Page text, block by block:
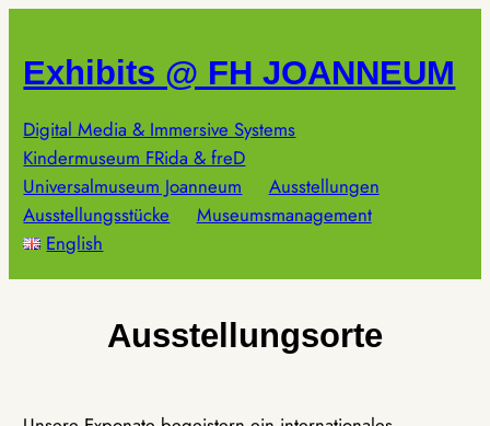
springen
Exhibits @ FH JOANNEUM
Digital Media & Immersive Systems
Kindermuseum FRida & freD
Universalmuseum Joanneum
Ausstellungen
Ausstellungsstücke
Museumsmanagement
English
Ausstellungsorte